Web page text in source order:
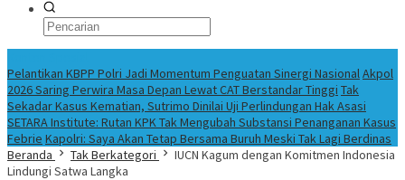
Pelantikan KBPP Polri Jadi Momentum Penguatan Sinergi NasionalAkpol
2026 Saring Perwira Masa Depan Lewat CAT Berstandar Tinggi Tak
Sekadar Kasus Kematian, Sutrimo Dinilai Uji Perlindungan Hak Asasi
SETARA Institute: Rutan KPK Tak Mengubah Substansi Penanganan Kasus
Febrie Kapolri: Saya Akan Tetap Bersama Buruh Meski Tak Lagi Berdinas
Beranda
Tak Berkategori
IUCN Kagum dengan Komitmen Indonesia
Lindungi Satwa Langka